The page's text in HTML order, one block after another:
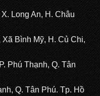
Long An, H. Châu
Bình Mỹ, H. Củ Chi,
Phú Thạnh, Q. Tân
Q. Tân Phú. Tp. Hồ